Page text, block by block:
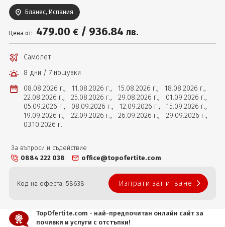
Вход
Бланес, Испания
Цена от: 479.00 € / 936.84 лв.
Самолет
8 дни / 7 нощувки
08.08.2026 г., 11.08.2026 г., 15.08.2026 г., 18.08.2026 г.,
22.08.2026 г., 25.08.2026 г., 29.08.2026 г., 01.09.2026 г.,
05.09.2026 г., 08.09.2026 г., 12.09.2026 г., 15.09.2026 г.,
19.09.2026 г., 22.09.2026 г., 26.09.2026 г., 29.09.2026 г.,
03.10.2026 г.
За въпроси и съдействие
0884 222 038
office@topofertite.com
Код на оферта: 58638 Изпрати запитване
TopOfertite.com - най-предпочитан онлайн сайт за
почивки и услуги с отстъпки!